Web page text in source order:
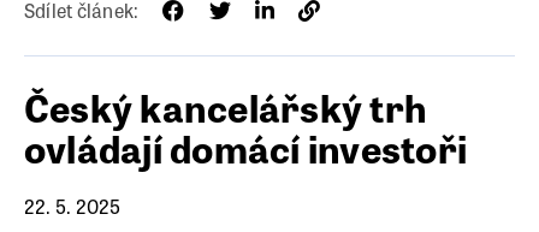
Sdílet článek:
Český kancelářský trh
ovládají domácí investoři
22. 5. 2025